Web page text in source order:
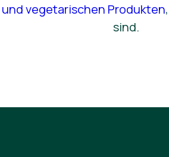
vegetarischen Produkten
sind.